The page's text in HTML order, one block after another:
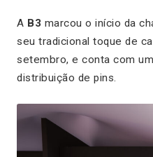
A B3 marcou o início da
seu tradicional toque de
setembro, e conta com
distribuição de pins.